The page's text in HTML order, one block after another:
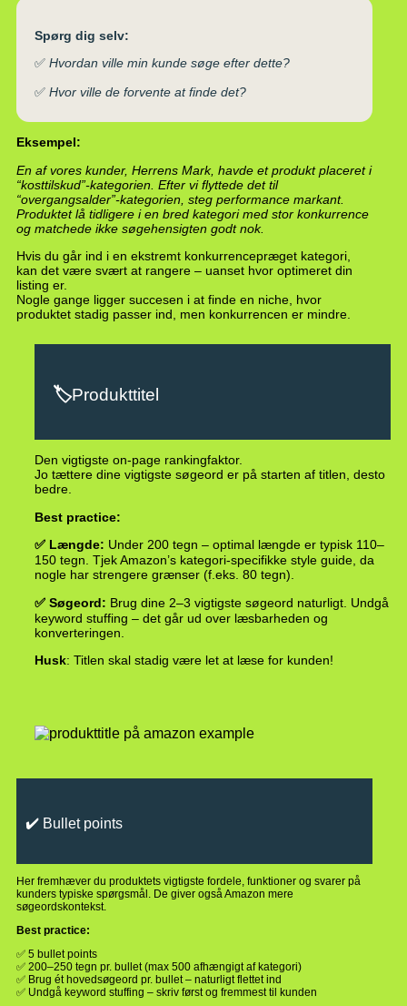
Spørg dig selv:
✅ Hvordan ville min kunde søge efter dette?
✅ Hvor ville de forvente at finde det?
Eksempel:
En af vores kunder, Herrens Mark, havde et produkt placeret i
“kosttilskud”-kategorien. Efter vi flyttede det til
“overgangsalder”-kategorien, steg performance markant.
Produktet lå tidligere i en bred kategori med stor konkurrence
og matchede ikke søgehensigten godt nok.
Hvis du går ind i en ekstremt konkurrencepræget kategori,
kan det være svært at rangere – uanset hvor optimeret din
listing er.
Nogle gange ligger succesen i at finde en niche, hvor
produktet stadig passer ind, men konkurrencen er mindre.
🏷️Produkttitel
Den vigtigste on-page rankingfaktor.
Jo tættere dine vigtigste søgeord er på starten af titlen, desto
bedre.
Best practice:
✅ Længde: Under 200 tegn – optimal længde er typisk 110–
150 tegn. Tjek Amazon’s kategori-specifikke style guide, da
nogle har strengere grænser (f.eks. 80 tegn).
✅ Søgeord: Brug dine 2–3 vigtigste søgeord naturligt. Undgå
keyword stuffing – det går ud over læsbarheden og
konverteringen.
Husk: Titlen skal stadig være let at læse for kunden!
✔️ Bullet points
Her fremhæver du produktets vigtigste fordele, funktioner og svarer på
kunders typiske spørgsmål. De giver også Amazon mere
søgeordskontekst.
Best practice:
✅ 5 bullet points
✅ 200–250 tegn pr. bullet (max 500 afhængigt af kategori)
✅ Brug ét hovedsøgeord pr. bullet – naturligt flettet ind
✅ Undgå keyword stuffing – skriv først og fremmest til kunden